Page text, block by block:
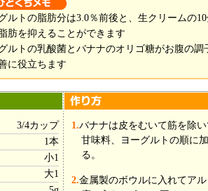
ルトの脂肪分は3.0％前後と、生クリームの
肪を抑えることができます
ルトの乳酸菌とバナナのオリゴ糖がお腹の
に役立ちます
3/4カップ
1本
小1
大1
1.バナナは皮をむいて筋を除い
甘味料、ヨーグルトの順に
る。
2.金属製のボウルに入れてア